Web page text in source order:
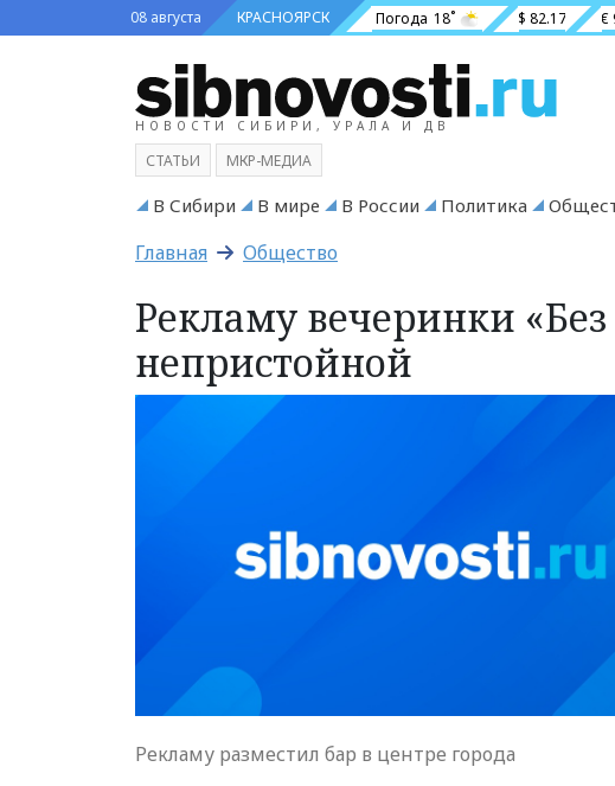
08 августа КРАСНОЯРСК Погода 18˚ $ 82.17 €
НОВОСТИ СИБИРИ, УРАЛА И ДВ
СТАТЬИ МКР-МЕДИА
В Сибири В мире В России Политика
Главная Общество
Рекламу вечеринки
непристойной
Рекламу разместил бар в центре города